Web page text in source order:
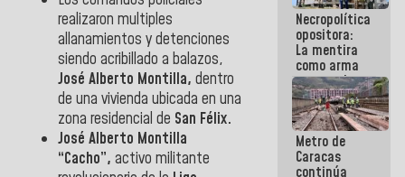
realizaron multiples
allanamientos y detenciones
siendo acribillado a balazos,
José Alberto Montilla, dentro
de una vivienda ubicada en una
zona residencial de San Félix.
José Alberto Montilla
“Cacho”, activo militante
escombros
en La Guaira
Necropolítica
opositora:
La mentira
como arma
contra el
Pueblo
Metro de
Caracas
continúa